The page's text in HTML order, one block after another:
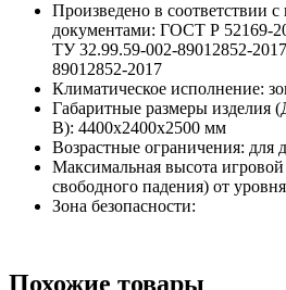
Произведено в соответствии
документами: ГОСТ Р 52169-
ТУ 32.99.59-002-89012852-
89012852-2017
Климатическое исполнение:
Габаритные размеры изделия
В): 4400x2400x2500 мм
Возрастные ограничения: для
Максимальная высота
свободного падения) от
Зона безопасности:
Похожие товары